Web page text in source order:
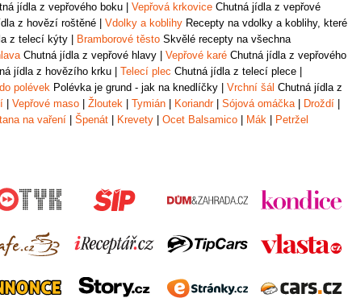
jídla z vepřového boku Vepřová krkovice Chutná jídla z vepřové
z hovězí roštěné Vdolky a koblihy Recepty na vdolky a koblihy, které
z telecí kýty Bramborové těsto Skvělé recepty na všechna
Chutná jídla z vepřové hlavy Vepřové karé Chutná jídla z vepřového
jídla z hovězího krku Telecí plec Chutná jídla z telecí plece
polévek Polévka je grund - jak na knedlíčky Vrchní šál Chutná jídla z
Vepřové maso Žloutek Tymián Koriandr| Sójová omáčka| Droždí
na vaření Špenát Krevety Ocet Balsamico Mák
Petržel